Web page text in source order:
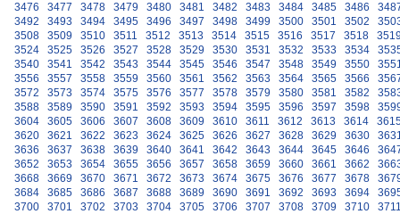
3476
3477 3478 3479 3480 3481 3482 3483 3484 3485 3486
3492
3493 3494 3495 3496 3497 3498 3499 3500 3501 3502
3508
3509 3510 3511 3512 3513 3514 3515 3516 3517 3518
3524
3525 3526 3527 3528 3529 3530 3531 3532 3533 3534
3540
3541 3542 3543 3544 3545 3546 3547 3548 3549 3550
3556
3557 3558 3559 3560 3561 3562 3563 3564 3565 3566
3572
3573 3574 3575 3576 3577 3578 3579 3580 3581 3582
3588
3589 3590 3591 3592 3593 3594 3595 3596 3597 3598
3604
3605 3606 3607 3608 3609 3610 3611 3612 3613 3614
3620
3621 3622 3623 3624 3625 3626 3627 3628 3629 3630
3636
3637 3638 3639 3640 3641 3642 3643 3644 3645 3646
3652
3653 3654 3655 3656 3657 3658 3659 3660 3661 3662
3668
3669 3670 3671 3672 3673 3674 3675 3676 3677 3678
3684
3685 3686 3687 3688 3689 3690 3691 3692 3693 3694
3700
3701 3702 3703 3704 3705 3706 3707 3708 3709 3710